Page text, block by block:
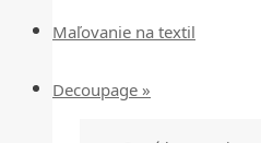
Maľovanie na textil
Decoupage »